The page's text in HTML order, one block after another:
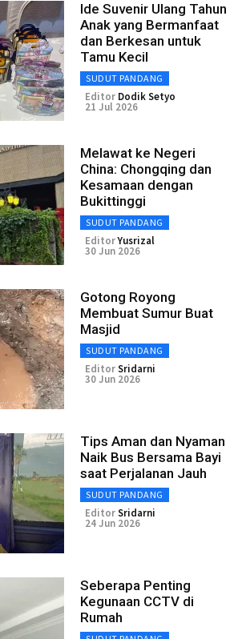
Ide Suvenir Ulang Tahun
Anak yang Bermanfaat
dan Berkesan untuk
Tamu Kecil
SUDUT PANDANG
Editor Dodik Setyo
21 Jul 2026
Melawat ke Negeri
China: Chongqing dan
Kesamaan dengan
Bukittinggi
SUDUT PANDANG
EditorYusrizal
30 Jun 2026
Gotong Royong
Membuat Sumur Buat
Masjid
SUDUT PANDANG
EditorSridarni
30 Jun 2026
Tips Aman dan Nyaman
Naik Bus Bersama Bayi
saat Perjalanan Jauh
SUDUT PANDANG
EditorSridarni
24 Jun 2026
Seberapa Penting
Kegunaan CCTV di
Rumah